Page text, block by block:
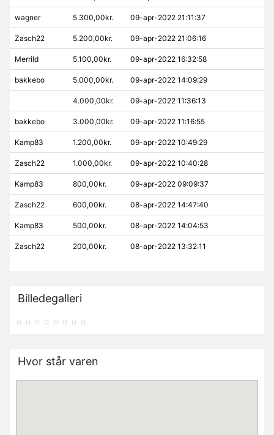
wagner 5.300,00kr. 09-apr-2022 21:11:37
Zasch22 5.200,00kr. 09-apr-2022 21:06:16
Merrild 5.100,00kr. 09-apr-2022 16:32:58
bakkebo 5.000,00kr. 09-apr-2022 14:09:29
4.000,00kr. 09-apr-2022 11:36:13
bakkebo 3.000,00kr. 09-apr-2022 11:16:55
Kamp83 1.200,00kr. 09-apr-2022 10:49:29
Zasch22 1.000,00kr. 09-apr-2022 10:40:28
Kamp83 800,00kr. 09-apr-2022 09:09:37
Zasch22 600,00kr. 08-apr-2022 14:47:40
Kamp83 500,00kr. 08-apr-2022 14:04:53
Zasch22 200,00kr. 08-apr-2022 13:32:11
Billedegalleri
Hvor står varen